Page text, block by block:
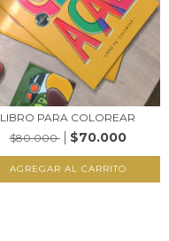
LIBRO PARA COLOREAR
$80.000
$70.000